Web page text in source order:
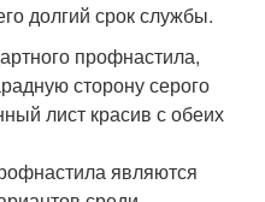
долгий срок службы.
профнастила,
сторону серого
лист красив с обеих
являются